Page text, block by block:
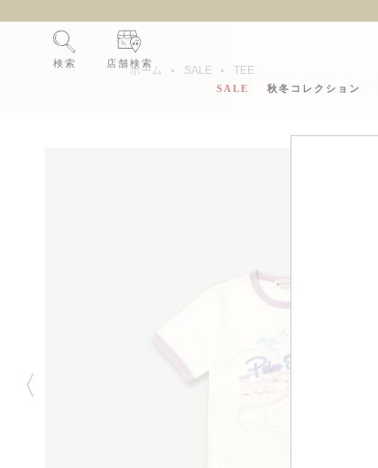
検索 店舗検索
SALE 秋冬コレクション
ホーム SALE TEE